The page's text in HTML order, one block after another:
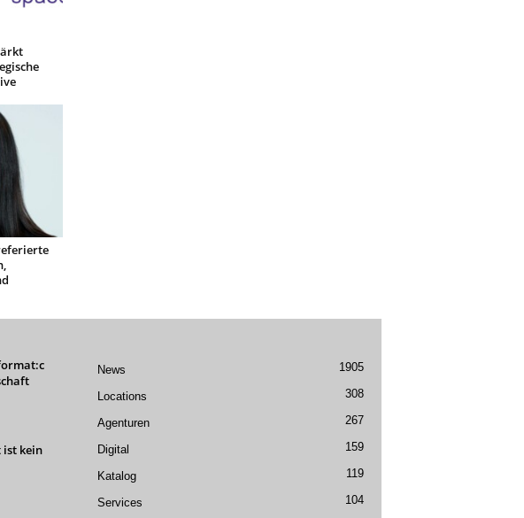
kein
News 1905
Locations 308
Agenturen 267
Digital 159
Katalog 119
Services 104